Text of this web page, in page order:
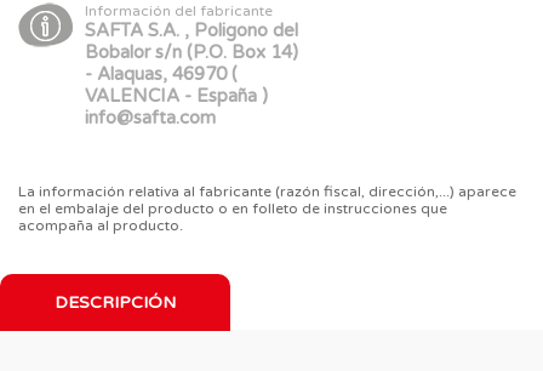
Información del fabricante
SAFTA S.A. , Poligono del
Bobalor s/n (P.O. Box 14)
- Alaquas, 46970 (
VALENCIA - España )
info@safta.com
La información relativa al fabricante (razón fiscal, dirección,...) aparece
en el embalaje del producto o en folleto de instrucciones que
acompaña al producto.
DESCRIPCIÓN